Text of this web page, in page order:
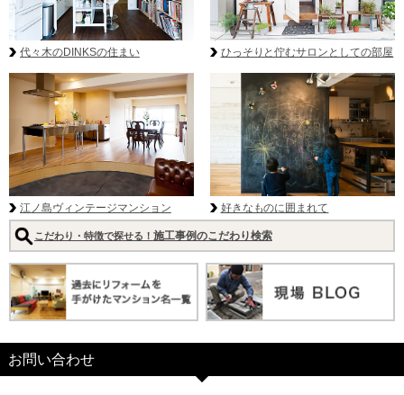
代々木のDINKSの住まい ひっそりと佇むサロンとしての部屋
江ノ島ヴィンテージマンション 好きなものに囲まれて
こだわり・特徴で探せる！ 施工事例のこだわり検索
お問い合わせ